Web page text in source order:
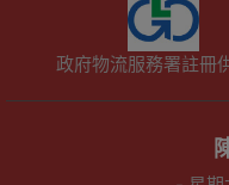
政府物流服務署註冊